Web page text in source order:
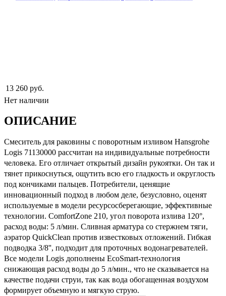
13 260 руб.
Нет наличии
ОПИСАНИЕ
Смеситель для раковины с поворотным изливом Hansgrohe
Logis 71130000 рассчитан на индивидуальные потребности
человека. Его отличает открытый дизайн рукоятки. Он так и
тянет прикоснуться, ощутить всю его гладкость и округлость
под кончиками пальцев. Потребители, ценящие
инновационный подход в любом деле, безусловно, оценят
используемые в модели ресурсосберегающие, эффективные
технологии. ComfortZone 210, угол поворота излива 120°,
расход воды: 5 л/мин. Сливная арматура со стержнем тяги,
аэратор QuickClean против известковых отложений. Гибкая
подводка 3/8'', подходит для проточных водонагревателей.
Все модели Logis дополнены EcoSmart-технология
снижающая расход воды до 5 л/мин., что не сказывается на
качестве подачи струи, так как вода обогащенная воздухом
формирует объемную и мягкую струю.